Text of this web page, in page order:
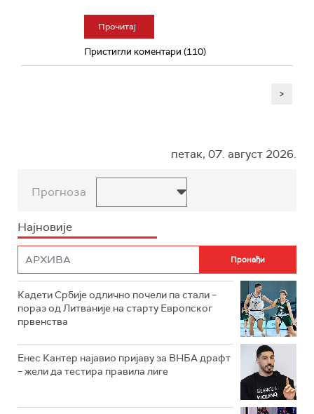
Прочитај
Пристигли коментари (110)
>
петак, 07. август 2026.
Прогноза
Најновије
Кадети Србије одлично почели па стали –
пораз од Литваније на старту Европског
првенства
Енес Кантер најавио пријаву за ВНБА драфт
– жели да тестира правила лиге